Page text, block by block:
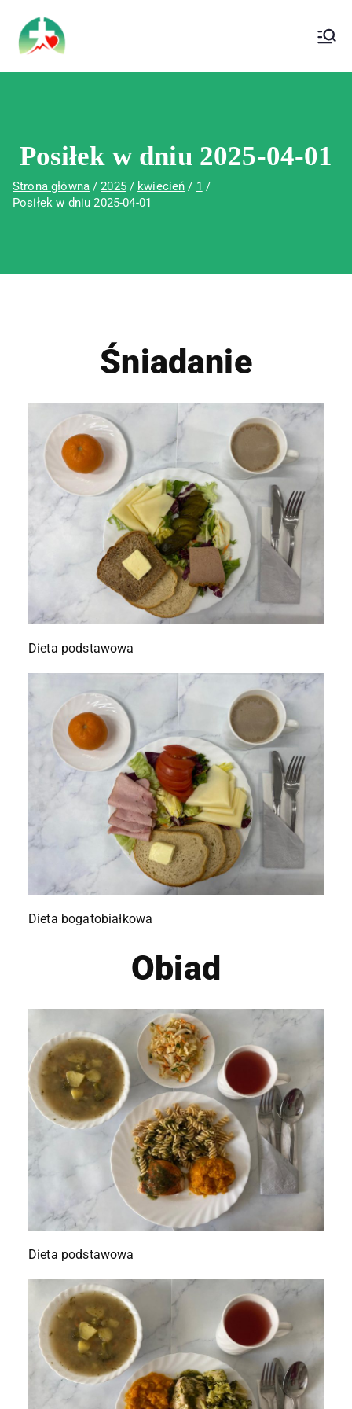
Wojewódzki Szpital Specjalistyczny im.
Św. Rafała w Czerwonej Górze
Posiłek w dniu 2025-04-01
Strona główna 2025 kwiecień
1
Posiłek w dniu 2025-04-01
Śniadanie
Dieta podstawowa
Dieta bogatobiałkowa
Obiad
Dieta podstawowa